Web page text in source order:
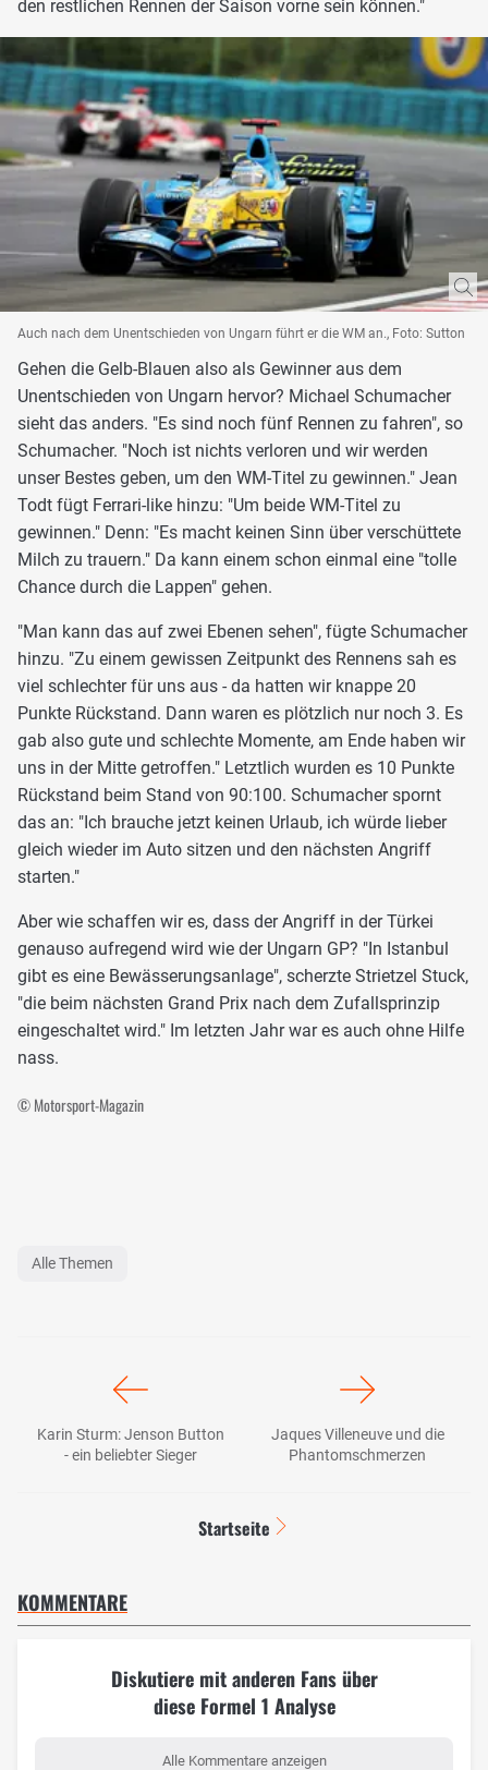
den restlichen Rennen der Saison vorne sein können."
Auch nach dem Unentschieden von Ungarn führt er die WM an., Foto: Sutton
Gehen die Gelb-Blauen also als Gewinner aus dem
Unentschieden von Ungarn hervor? Michael Schumacher
sieht das anders. "Es sind noch fünf Rennen zu fahren", so
Schumacher. "Noch ist nichts verloren und wir werden
unser Bestes geben, um den WM-Titel zu gewinnen." Jean
Todt fügt Ferrari-like hinzu: "Um beide WM-Titel zu
gewinnen." Denn: "Es macht keinen Sinn über verschüttete
Milch zu trauern." Da kann einem schon einmal eine "tolle
Chance durch die Lappen" gehen.
"Man kann das auf zwei Ebenen sehen", fügte Schumacher
hinzu. "Zu einem gewissen Zeitpunkt des Rennens sah es
viel schlechter für uns aus - da hatten wir knappe 20
Punkte Rückstand. Dann waren es plötzlich nur noch 3. Es
gab also gute und schlechte Momente, am Ende haben wir
uns in der Mitte getroffen." Letztlich wurden es 10 Punkte
Rückstand beim Stand von 90:100. Schumacher spornt
das an: "Ich brauche jetzt keinen Urlaub, ich würde lieber
gleich wieder im Auto sitzen und den nächsten Angriff
starten."
Aber wie schaffen wir es, dass der Angriff in der Türkei
genauso aufregend wird wie der Ungarn GP? "In Istanbul
gibt es eine Bewässerungsanlage", scherzte Strietzel Stuck,
"die beim nächsten Grand Prix nach dem Zufallsprinzip
eingeschaltet wird." Im letzten Jahr war es auch ohne Hilfe
nass.
© Motorsport-Magazin
Alle Themen
Karin Sturm: Jenson Button
- ein beliebter Sieger
Jaques Villeneuve und die
Phantomschmerzen
Startseite
KOMMENTARE
Diskutiere mit anderen Fans über
diese Formel 1 Analyse
Alle Kommentare anzeigen